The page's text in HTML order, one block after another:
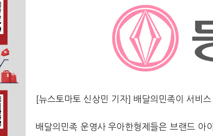
[뉴스토마토 신상민 기자] 배달의민족이 서비
배달의민족 운영사 우아한형제들은 브랜드